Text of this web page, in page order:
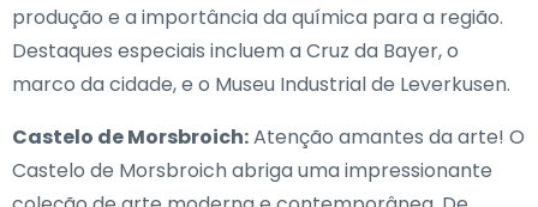
produção e a importância da química para a região.
Destaques especiais incluem a Cruz da Bayer, o
marco da cidade, e o Museu Industrial de Leverkusen.
Castelo de Morsbroich:Atenção amantes da arte! O
Castelo de Morsbroich abriga uma impressionante